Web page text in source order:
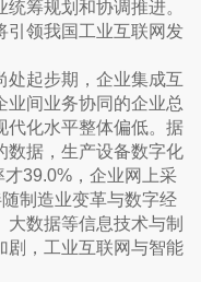
筹规划和协调推进。
引领我国工业互联网发
处起步期，企业集成互
业间业务协同的企业总
代化水平整体偏低。据
数据，生产设备数字化
39.0%，企业网上采
制造业变革与数字经
数据等信息技术与制
剧，工业互联网与智能